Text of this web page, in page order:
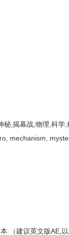
,揭幕战,物理,科
mechanism,
（建议英文版AE,以